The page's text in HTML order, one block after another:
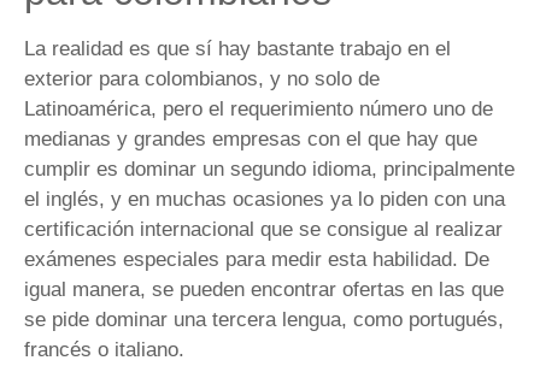
La realidad es que sí hay bastante trabajo en el
exterior para colombianos, y no solo de
Latinoamérica, pero el requerimiento número uno de
medianas y grandes empresas con el que hay que
cumplir es dominar un segundo idioma, principalmente
el inglés, y en muchas ocasiones ya lo piden con una
certificación internacional que se consigue al realizar
exámenes especiales para medir esta habilidad. De
igual manera, se pueden encontrar ofertas en las que
se pide dominar una tercera lengua, como portugués,
francés o italiano.